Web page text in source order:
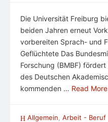
Die Universität Freiburg
beiden Jahren erneut
vorbereiten Sprach- und
Geflüchtete Das
Forschung (BMBF)
des Deutschen
kommenden … Read
Allgemein Arbeit - Beruf